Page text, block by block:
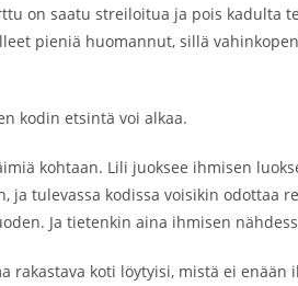
on saatu streiloitua ja pois kadulta
pieniä huomannut, sillä
kodin etsintä voi alkaa.
kohtaan. Lili juoksee ihmisen
tulevassa kodissa voisikin odottaa
Ja tietenkin aina ihmisen
rakastava koti löytyisi, mistä ei